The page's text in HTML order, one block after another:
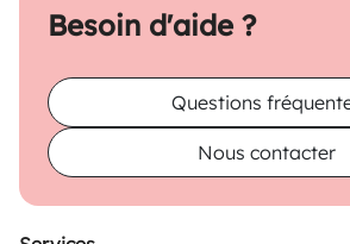
Besoin d'aide ?
Questions
Nous contacter